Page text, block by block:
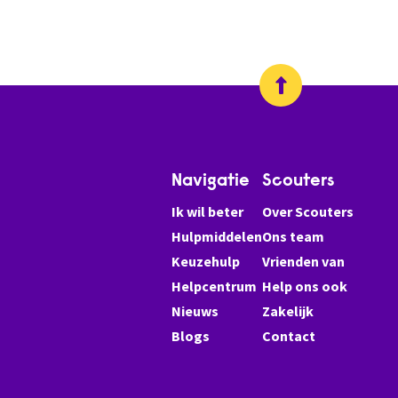
Navigatie
Ik wil beter
Hulpmiddelen
Keuzehulp
Helpcentrum
Nieuws
Blogs
Scouters
Over Scouters
Ons team
Vrienden van
Help ons ook
Zakelijk
Contact